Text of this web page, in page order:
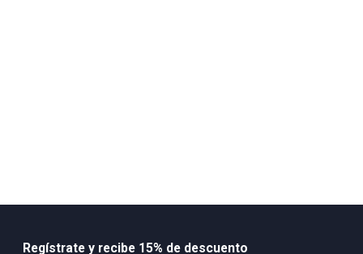
Regístrate y recibe 15% de descuento